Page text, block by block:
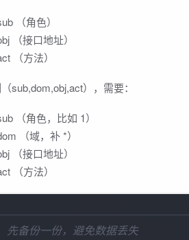
（角色）
（接口地址）
（方法）
sub,dom,obj,act），需要：
（角色，比如 1）
（域，补 *）
（接口地址）
（方法）
备份一份，避免数据丢失